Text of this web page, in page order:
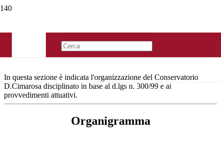
In questa sezione è indicata l'organizzazione del Conservatorio
D.Cimarosa disciplinato in base al d.lgs n. 300/99 e ai
provvedimenti attuativi.
Organigramma